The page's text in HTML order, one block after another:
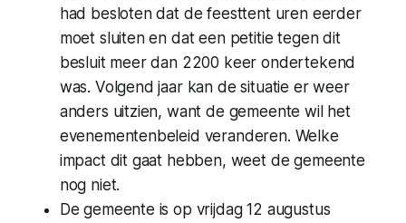
had besloten dat de feesttent uren eerder
moet sluiten en dat een petitie tegen dit
besluit meer dan 2200 keer ondertekend
was. Volgend jaar kan de situatie er weer
anders uitzien, want de gemeente wil het
evenementenbeleid veranderen. Welke
impact dit gaat hebben, weet de gemeente
nog niet.
De gemeente is op vrijdag 12 augustus